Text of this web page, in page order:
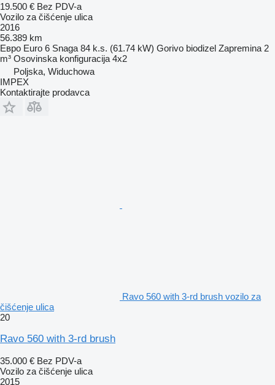
19.500 € Bez PDV-a
Vozilo za čišćenje ulica
2016
56.389 km
Евро Euro 6 Snaga 84 k.s. (61.74 kW) Gorivo biodizel Zapremina 2
m³ Osovinska konfiguracija 4x2
Poljska, Widuchowa
IMPEX
Kontaktirajte prodavca
Ravo 560 with 3-rd brush vozilo za
čišćenje ulica
20
Ravo 560 with 3-rd brush
35.000 € Bez PDV-a
Vozilo za čišćenje ulica
2015